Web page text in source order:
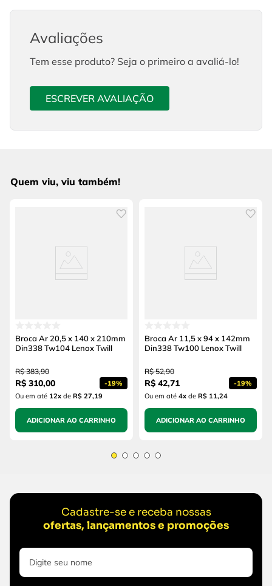
Avaliações
Tem esse produto? Seja o primeiro a avaliá-lo!
ESCREVER AVALIAÇÃO
Quem viu, viu também!
Broca Ar 20,5 x 140 x 210mm
Din338 Tw104 Lenox Twill
R$ 383,90
R$ 310,00 -19%
Ou em até 12x de R$ 27,19
ADICIONAR AO CARRINHO
Broca Ar 11,5 x 94 x 142mm
Din338 Tw100 Lenox Twill
R$ 52,90
R$ 42,71 -19%
Ou em até 4x de R$ 11,24
ADICIONAR AO CARRINHO
Cadastre-se e receba nossas
ofertas, lançamentos e promoções